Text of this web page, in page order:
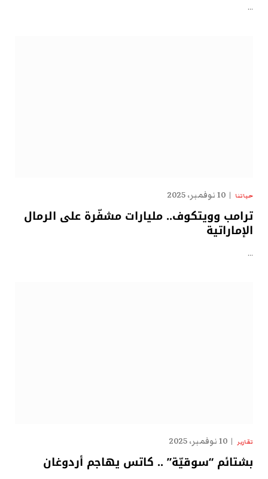
…
حياتنا 10 نوفمبر، 2025
ترامب وويتكوف.. مليارات مشفّرة على الرمال
الإماراتية
…
تقارير 10 نوفمبر، 2025
بشتائم “سوقيّة” .. كاتس يهاجم أردوغان